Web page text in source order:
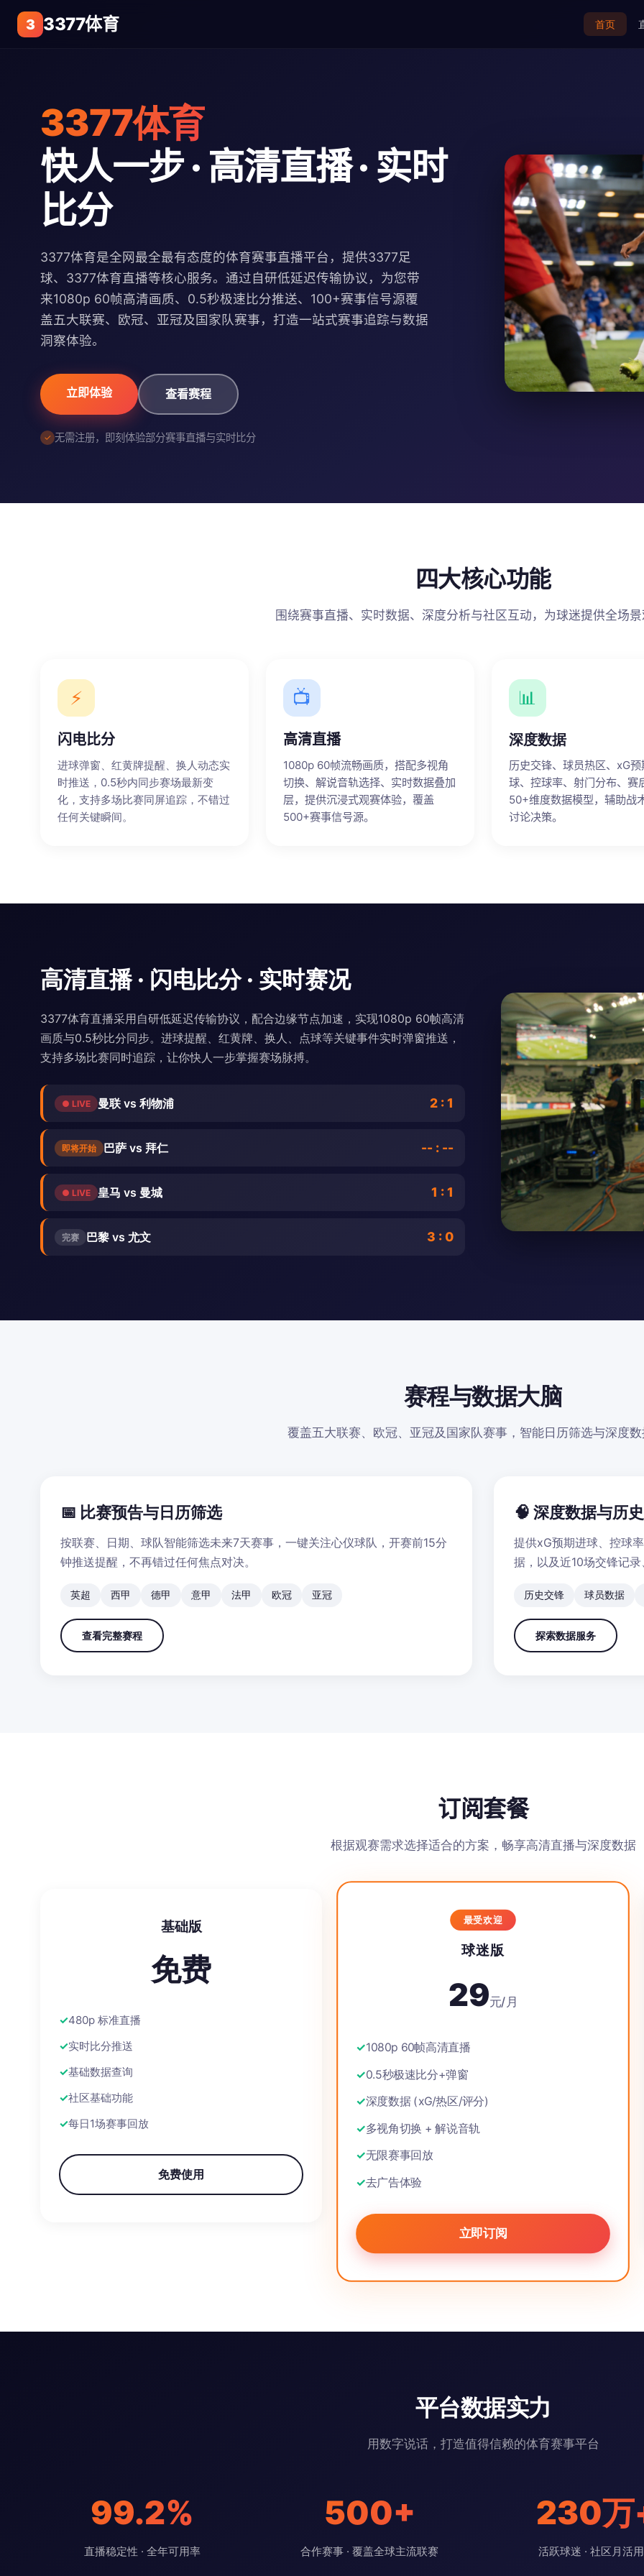
3 3377体育 首页
3377体育
快人一步 · 高清直播 · 实时
比分
3377体育是全网最全最有态度的体育赛事直播平台，提供3377足
球、3377体育直播等核心服务。通过自研低延迟传输协议，为您带
来1080p 60帧高清画质、0.5秒极速比分推送、100+赛事信号源覆
盖五大联赛、欧冠、亚冠及国家队赛事，打造一站式赛事追踪与数据
洞察体验。
立即体验 查看赛程
无需注册，即刻体验部分赛事直播与实时比分
四大核心功能
围绕赛事直播、实时数据、深度分析与社区互动，为球迷提供全场
⚡
闪电比分
进球弹窗、红黄牌提醒、换人动态实
时推送，0.5秒内同步赛场最新变
化，支持多场比赛同屏追踪，不错过
任何关键瞬间。
📺
高清直播
1080p 60帧流畅画质，搭配多视角
切换、解说音轨选择、实时数据叠加
层，提供沉浸式观赛体验，覆盖
500+赛事信号源。
📊
深度数据
历史交锋、球员热区、xG预
球、控球率、射门分布、赛
50+维度数据模型，辅助战
讨论决策。
高清直播 · 闪电比分 · 实时赛况
3377体育直播采用自研低延迟传输协议，配合边缘节点加速，实现1080p 60帧高清
画质与0.5秒比分同步。进球提醒、红黄牌、换人、点球等关键事件实时弹窗推送，
支持多场比赛同时追踪，让你快人一步掌握赛场脉搏。
● LIVE 曼联 vs 利物浦 2 : 1
即将开始 巴萨 vs 拜仁 -- : --
● LIVE 皇马 vs 曼城 1 : 1
完赛 巴黎 vs 尤文 3 : 0
赛程与数据大脑
覆盖五大联赛、欧冠、亚冠及国家队赛事，智能日历筛选与深度
📅 比赛预告与日历筛选
按联赛、日期、球队智能筛选未来7天赛事，一键关注心仪球队，开赛前15分
钟推送提醒，不再错过任何焦点对决。
英超 西甲 德甲 意甲 法甲 欧冠 亚冠
查看完整赛程
🧠 深度数据与历
提供xG预期进球、控球
据，以及近10场交锋记
历史交锋 球员数据
探索数据服务
订阅套餐
根据观赛需求选择适合的方案，畅享高清直播与深度数据
基础版
免费
480p 标准直播
实时比分推送
基础数据查询
社区基础功能
每日1场赛事回放
免费使用
最受欢迎
球迷版
29元/月
1080p 60帧高清直播
0.5秒极速比分+弹窗
深度数据 (xG/热区/评分)
多视角切换 + 解说音轨
无限赛事回放
去广告体验
立即订阅
平台数据实力
用数字说话，打造值得信赖的体育赛事平台
99.2%
直播稳定性 · 全年可用率
500+
合作赛事 · 覆盖全球主流联赛
230万
活跃球迷 · 社区月活